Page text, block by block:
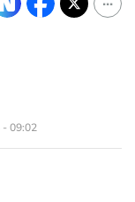
- 09:02